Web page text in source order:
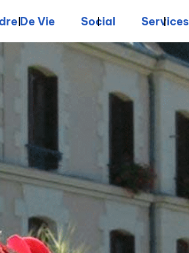
De Vie Social Services